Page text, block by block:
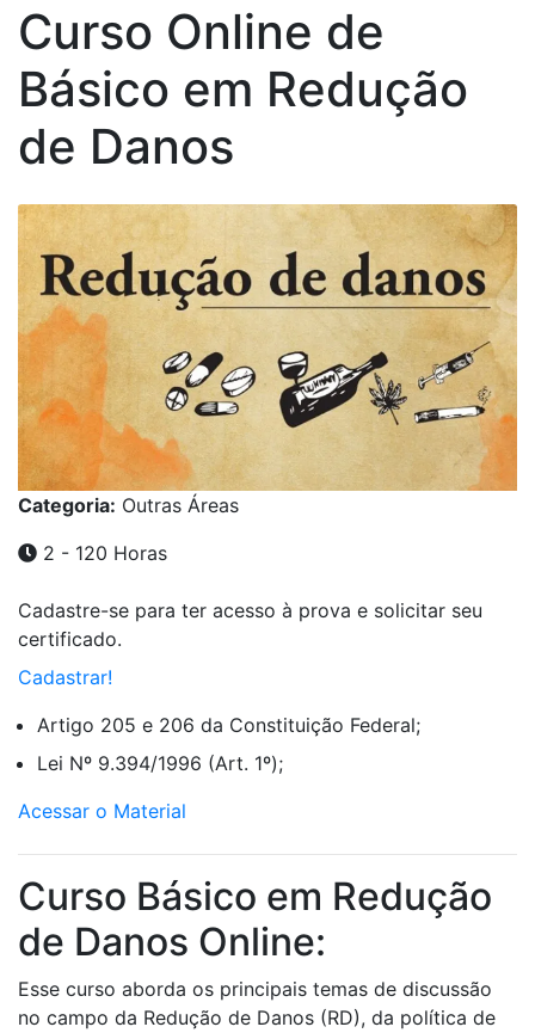
Curso Online de
Básico em Redução
de Danos
Categoria: Outras Áreas
2 - 120 Horas
Cadastre-se para ter acesso à prova e solicitar seu
certificado.
Cadastrar!
Artigo 205 e 206 da Constituição Federal;
Lei Nº 9.394/1996 (Art. 1º);
Acessar o Material
Curso Básico em Redução
de Danos Online:
Esse curso aborda os principais temas de discussão
no campo da Redução de Danos (RD), da política de